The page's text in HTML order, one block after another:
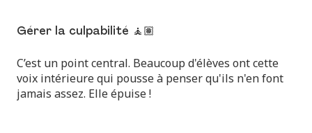
Gérer la culpabilité 🧘🏽
C’est un point central. Beaucoup d'élèves ont cette
voix intérieure qui pousse à penser qu'ils n'en font
jamais assez. Elle épuise !